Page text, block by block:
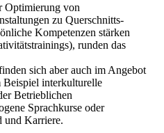
Optimierung von
zu Querschnitts-
Kompetenzen stärken
runden das
sich aber auch im Angebot
Beispiel interkulturelle
Betrieblichen
Sprachkurse oder
und Karriere.